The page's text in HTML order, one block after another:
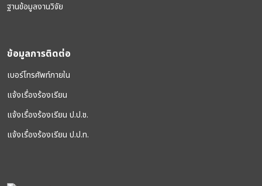
ฐานข้อมูลงานวิจัย
ข้อมูลการติดต่อ
เบอร์โทรศัพท์ภายใน
แจ้งเรื่องร้องเรียน
แจ้งเรื่องร้องเรียน ป.ป.ช.
แจ้งเรื่องร้องเรียน ป.ป.ท.